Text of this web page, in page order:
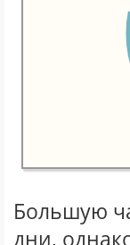
Большую
дни,